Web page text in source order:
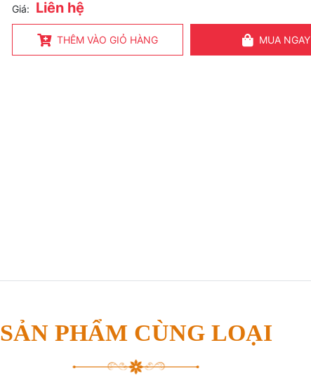
Giá: Liên hệ
THÊM VÀO GIỎ HÀNG MUA NGAY
SẢN PHẨM CÙNG LOẠI